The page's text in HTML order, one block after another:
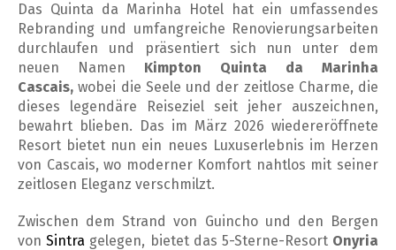
Das Quinta da Marinha Hotel hat ein umfassendes
Rebranding und umfangreiche Renovierungsarbeiten
durchlaufen und präsentiert sich nun unter dem
neuen Namen Kimpton Quinta da Marinha
Cascais, wobei die Seele und der zeitlose Charme, die
dieses legendäre Reiseziel seit jeher auszeichnen,
bewahrt blieben. Das im März 2026 wiedereröffnete
Resort bietet nun ein neues Luxuserlebnis im Herzen
von Cascais, wo moderner Komfort nahtlos mit seiner
zeitlosen Eleganz verschmilzt.
Zwischen dem Strand von Guincho und den Bergen
vonSintra gelegen, bietet das 5-Sterne-Resort Onyria